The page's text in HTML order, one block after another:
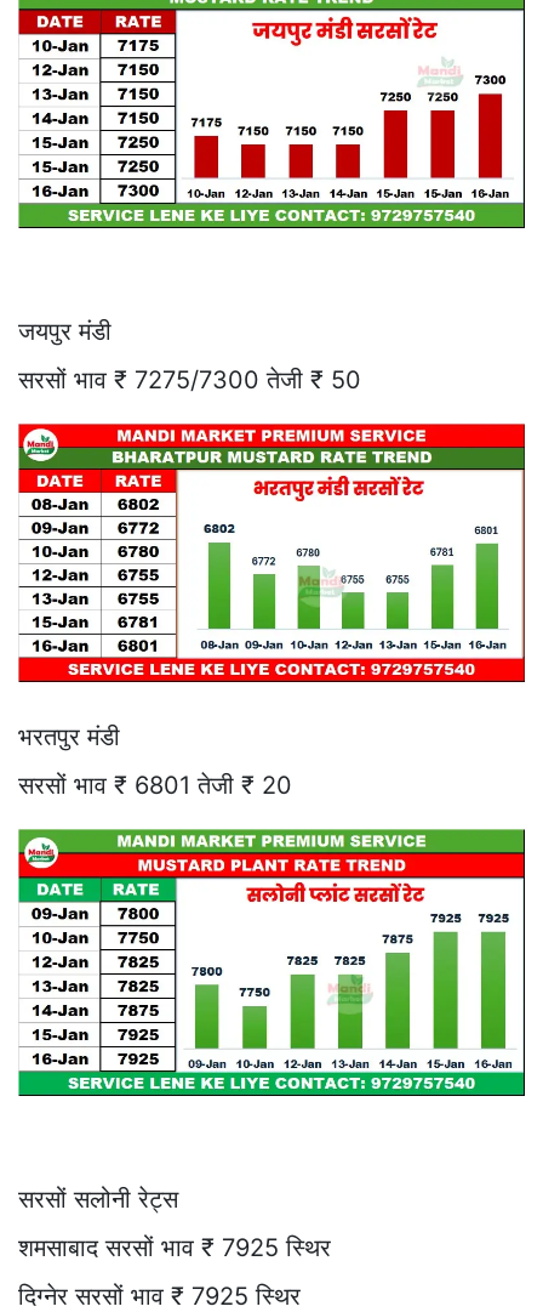
जयपुर मंडी
सरसों भाव ₹ 7275/7300 तेजी ₹ 50
भरतपुर मंडी
सरसों भाव ₹ 6801 तेजी ₹ 20
सरसों सलोनी रेट्स
शमसाबाद सरसों भाव ₹ 7925 स्थिर
दिग्नेर सरसों भाव ₹ 7925 स्थिर